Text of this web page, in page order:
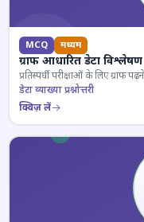
MCQ मध्यम
ग्राफ आधारित डेटा विश्लेषण
प्रतिस्पर्धी परीक्षाओं के लिए
डेटा व्याख्या प्रश्नोत्तरी
क्विज़ लें